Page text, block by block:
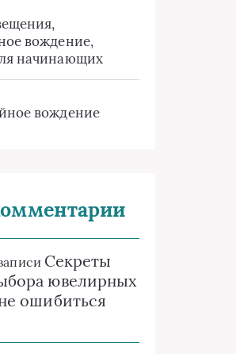
вождение,
начинающих
вождение
Секреты
ювелирных
ошибиться